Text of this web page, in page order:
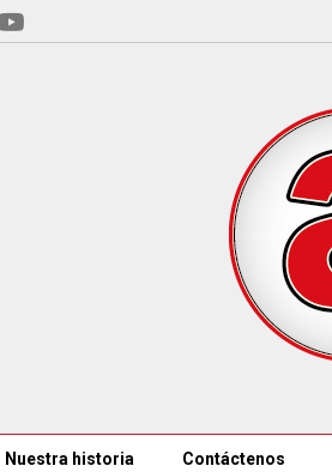
Nuestra historia Contáctenos